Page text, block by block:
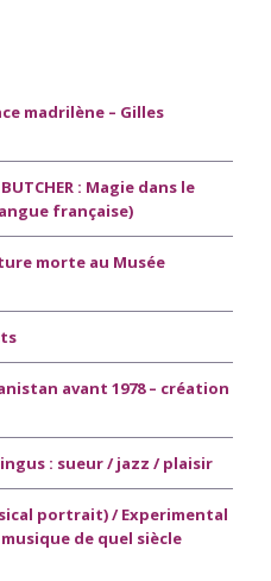
madrilène – Gilles
: Magie dans le
française)
morte au Musée
avant 1978 – création
: sueur / jazz / plaisir
portrait) / Experimental
musique de quel siècle